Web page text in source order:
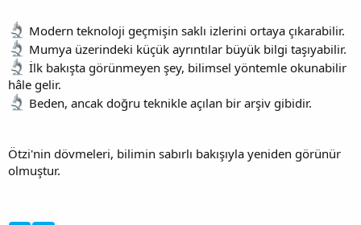
Modern teknoloji geçmişin saklı izlerini ortaya çıkarabilir.
Mumya üzerindeki küçük ayrıntılar büyük bilgi taşıyabilir.
İlk bakışta görünmeyen şey, bilimsel yöntemle okunabilir
hâle gelir.
Beden, ancak doğru teknikle açılan bir arşiv gibidir.
Ötzi'nin dövmeleri, bilimin sabırlı bakışıyla yeniden görünür
olmuştur.